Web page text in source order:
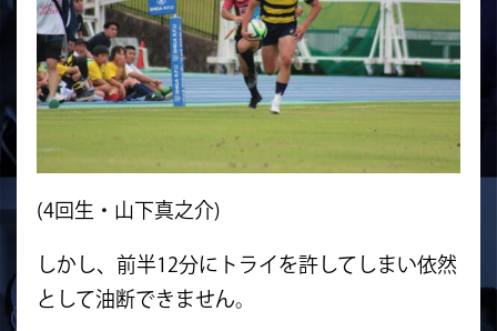
(4回生・山下真之介)
しかし、前半12分にトライを許してしまい依然
として油断できません。